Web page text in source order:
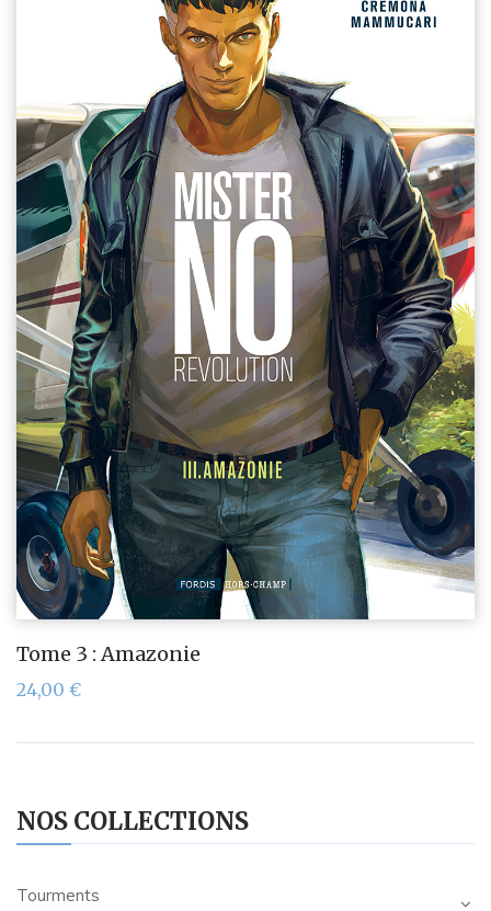
NOS COLLECTIONS
Tourments
Tome 3 : Amazonie
24,00 €